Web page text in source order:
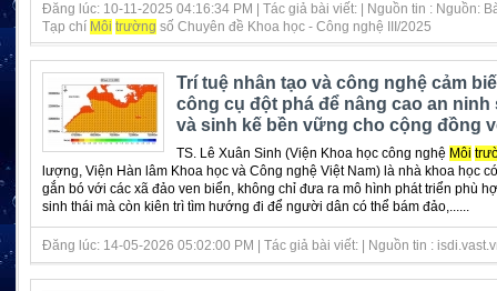
Đăng lúc: 10-11-2025 04:16:34 PM | Tác giả bài viết: | Nguồn tin : Nguồn:
Tạp chí Môi trường số Chuyên đề Khoa học - Công nghệ III/2025
Trí tuệ nhân tạo và công nghệ cảm
công cụ đột phá để nâng cao an ninh
và sinh kế bền vững cho cộng đồng
TS. Lê Xuân Sinh (Viện Khoa học công nghệ Môi
lượng, Viện Hàn lâm Khoa học và Công nghệ Việt Nam) là nhà khoa học
gắn bó với các xã đảo ven biển, không chỉ đưa ra mô hình phát triển phù
sinh thái mà còn kiên trì tìm hướng đi để người dân có thể bám đảo,......
Đăng lúc: 14-05-2026 05:02:00 PM | Tác giả bài viết: | Nguồn tin :